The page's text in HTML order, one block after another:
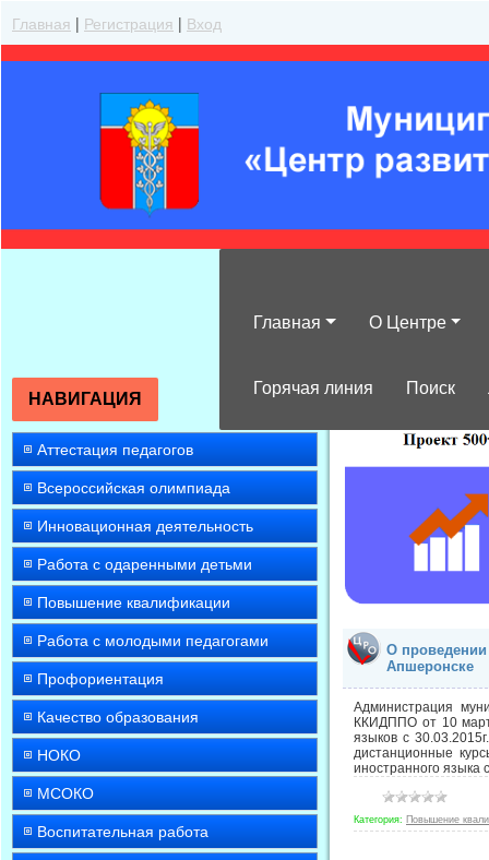
Главная | Регистрация | Вход
Главная О Центре
Горячая линия Поиск
НАВИГАЦИЯ
Аттестация педагогов
Всероссийская олимпиада
Инновационная деятельность
Работа с одаренными детьми
Повышение квалификации
Работа с молодыми педагогами
Профориентация
Качество образования
НОКО
МСОКО
Воспитательная работа
О
Апшеронске
Администрация
ККИДППО от 10
языков с
дистанционные
иностранного
Категория: Повышение